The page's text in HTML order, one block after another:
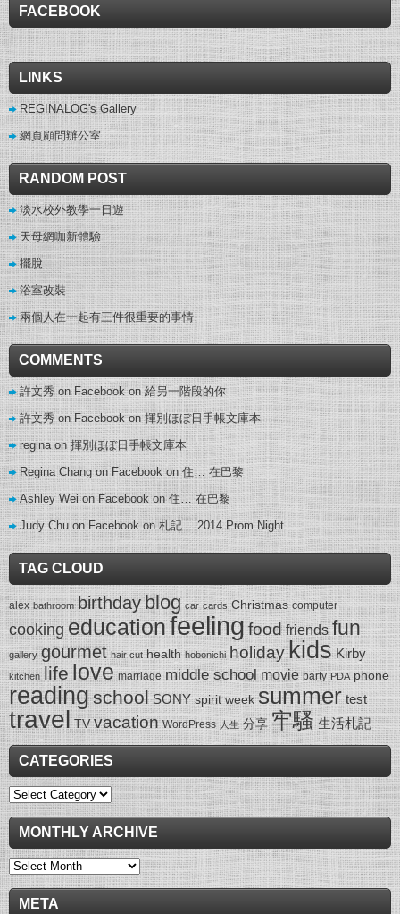
FACEBOOK
LINKS
REGINALOG's Gallery
網頁顧問辦公室
RANDOM POST
淡水校外教學一日遊
天母網咖新體驗
擺脫
浴室改裝
兩個人在一起有三件很重要的事情
COMMENTS
許文秀 on Facebookon給另一階段的你
許文秀 on Facebookon揮別ほぼ日手帳文庫本
reginaon揮別ほぼ日手帳文庫本
Regina Chang on Facebook on住… 在巴黎
Ashley Wei on Facebookon住… 在巴黎
Judy Chu on Facebook on札記… 2014 Prom Night
TAG CLOUD
alex bathroom birthday blog car cards Christmas computer
cooking educationfeeling food friends fun
gallery gourmet hair cut health hobonichi holidaykids Kirby
kitchen life love marriage middle school movie party PDA phone
readingschool SONY spirit week summer test
travel TV vacation WordPress 人生 分享 牢騷 生活札記
CATEGORIES
Categories
MONTHLY ARCHIVE
Monthly
Archive
META